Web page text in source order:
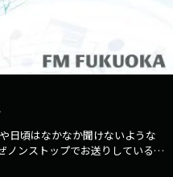
日頃はなかなか聞けないような
ノンストップでお送りしている音